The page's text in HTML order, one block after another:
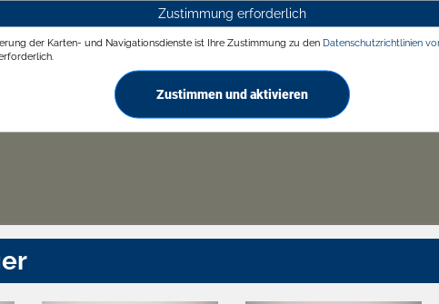
Zustimmung erforderlich
der Karten- und Navigationsdienste ist Ihre Zustimmung zu den Datenschutzrichtlinien
Zustimmen und aktivieren